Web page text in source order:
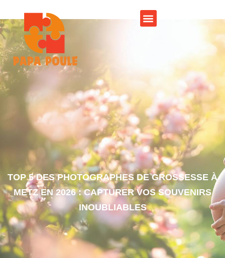
TOP 5 DES PHOTOGRAPHES DE GROSSESSE À
METZ EN 2026 : CAPTURER VOS SOUVENIRS
INOUBLIABLES